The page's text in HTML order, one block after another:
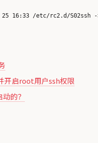
开启root用户ssh权限
的？